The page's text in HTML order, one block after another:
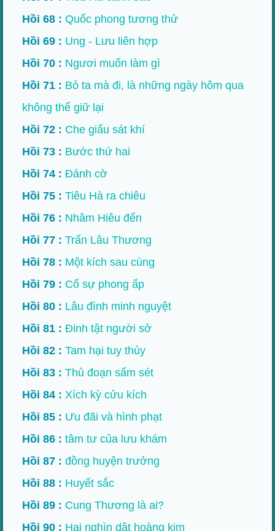
Hồi 68 : Quốc phong tương thử
Hồi 69 : Ung - Lưu liên hợp
Hồi 70 : Ngươi muốn làm gì
Hồi 71 : Bỏ ta mà đi, là những ngày hôm qua
không thể giữ lại
Hồi 72 : Che giấu sát khí
Hồi 73 : Bước thứ hai
Hồi 74 : Đánh cờ
Hồi 75 : Tiêu Hà ra chiêu
Hồi 76 : Nhâm Hiêu đến
Hồi 77 : Trấn Lâu Thương
Hồi 78 : Một kích sau cùng
Hồi 79 : Cố sự phong ấp
Hồi 80 : Lâu đình minh nguyệt
Hồi 81 : Đinh tật người sở
Hồi 82 : Tam hại tuy thủy
Hồi 83 : Thủ đoạn sấm sét
Hồi 84 : Xích kỳ cửu kích
Hồi 85 : Ưu đãi và hình phạt
Hồi 86 : tâm tư của lưu khám
Hồi 87 : đồng huyện trưởng
Hồi 88 : Huyết sắc
Hồi 89 : Cung Thương là ai?
Hồi 90 : Hai nghìn dật hoàng kim